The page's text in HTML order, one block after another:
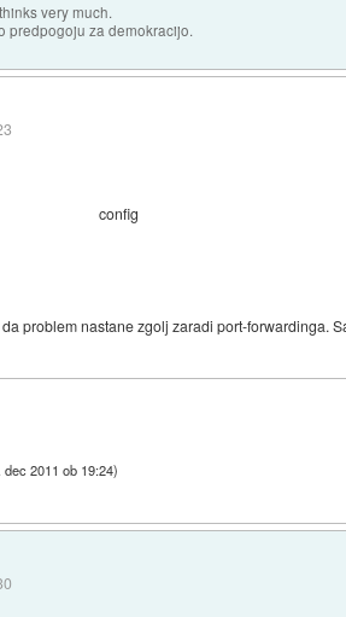
very much.
predpogoju za demokracijo.
config
problem nastane zgolj zaradi port-forwardinga.
dec 2011 ob 19:24)